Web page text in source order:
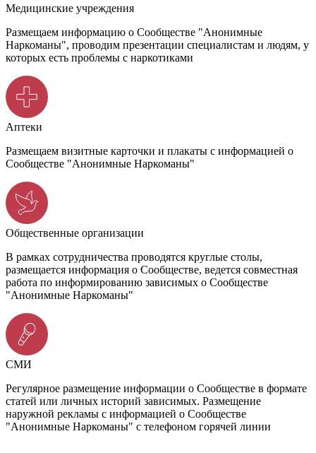
Медицинские учреждения
Размещаем информацию о Сообществе "Анонимные
Наркоманы", проводим презентации специалистам и людям, у
которых есть проблемы с наркотиками
Аптеки
Размещаем визитные карточки и плакаты с информацией о
Сообществе "Анонимные Наркоманы"
Общественные организации
В рамках сотрудничества проводятся круглые столы,
размещается информация о Сообществе, ведется совместная
работа по информированию зависимых о Сообществе
"Анонимные Наркоманы"
СМИ
Регулярное размещение информации о Сообществе в формате
статей или личных историй зависимых. Размещение
наружной рекламы с информацией о Сообществе
"Анонимные Наркоманы" с телефоном горячей линии